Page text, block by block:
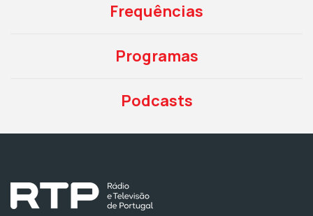
Frequências
Programas
Podcasts